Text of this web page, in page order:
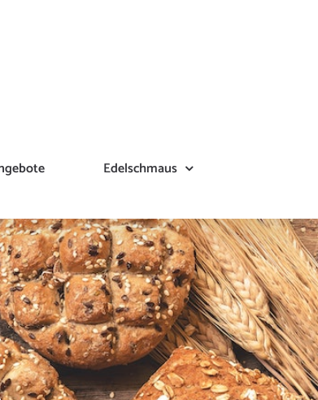
Edelschmaus